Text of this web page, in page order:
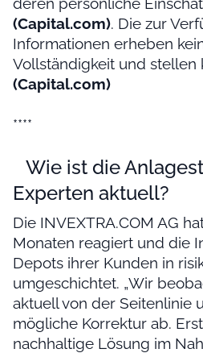
(Capital.com). Die zur
Informationen erheben
Vollständigkeit und stellen
(Capital.com)
****
Wie ist die
Experten aktuell?
Die INVEXTRA.COM AG
Monaten reagiert und die
Depots ihrer Kunden in
umgeschichtet. „Wir
aktuell von der Seitenlinie
mögliche Korrektur ab.
nachhaltige Lösung im